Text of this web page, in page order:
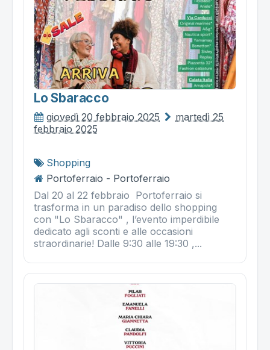
Lo Sbaracco
giovedì 20 febbraio 2025
martedì 25
febbraio 2025
Shopping
Portoferraio - Portoferraio
Dal 20 al 22 febbraio Portoferraio si
trasforma in un paradiso dello shopping
con "Lo Sbaracco" , l’evento imperdibile
dedicato agli sconti e alle occasioni
straordinarie! Dalle 9:30 alle 19:30 ,...